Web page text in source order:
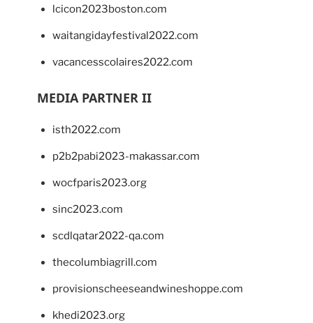
lcicon2023boston.com
waitangidayfestival2022.com
vacancesscolaires2022.com
MEDIA PARTNER II
isth2022.com
p2b2pabi2023-makassar.com
wocfparis2023.org
sinc2023.com
scdlqatar2022-qa.com
thecolumbiagrill.com
provisionscheeseandwineshoppe.com
khedi2023.org